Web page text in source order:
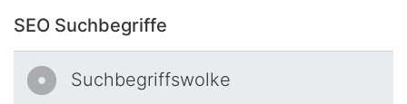
SEO Suchbegriffe
Suchbegriffswolke